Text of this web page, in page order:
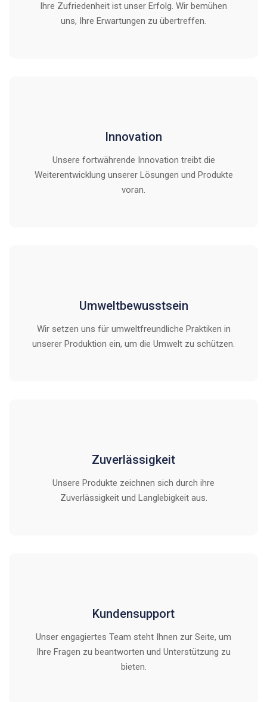
Ihre Zufriedenheit ist unser Erfolg. Wir bemühen
uns, Ihre Erwartungen zu übertreffen.
Innovation
Unsere fortwährende Innovation treibt die
Weiterentwicklung unserer Lösungen und Produkte
voran.
Umweltbewusstsein
Wir setzen uns für umweltfreundliche Praktiken in
unserer Produktion ein, um die Umwelt zu schützen.
Zuverlässigkeit
Unsere Produkte zeichnen sich durch ihre
Zuverlässigkeit und Langlebigkeit aus.
Kundensupport
Unser engagiertes Team steht Ihnen zur Seite, um
Ihre Fragen zu beantworten und Unterstützung zu
bieten.